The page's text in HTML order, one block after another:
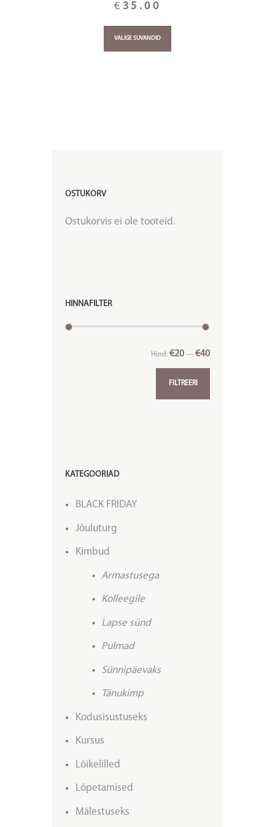
€ 35.00
VALIGE SUVANDID
OSTUKORV
Ostukorvis ei ole tooteid.
HINNAFILTER
FILTREERI
Hind:€20 —€40
KATEGOORIAD
BLACK FRIDAY
Jõuluturg
Kimbud
Armastusega
Kolleegile
Lapse sünd
Pulmad
Sünnipäevaks
Tänukimp
Kodusisustuseks
Kursus
Lõikelilled
Lõpetamised
Mälestuseks